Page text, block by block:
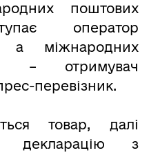
поштових
оператор
а міжнародних
– отримувач
перевізник.
товар, далі
декларацію з